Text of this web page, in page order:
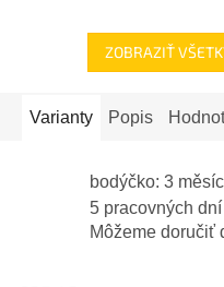
ZOBRAZIŤ
Varianty Popis
bodýčko: 3
5 pracovných dní
Môžeme doručiť